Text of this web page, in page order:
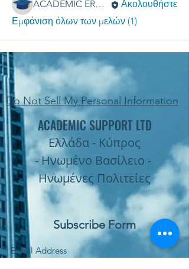
ACADEMIC ERGASIES
Ακολουθήστε
Εμφάνιση όλων των μελών (1)
Do Not Sell My Personal Information
ACADEMIC SUPPORT LTD
Ελλάδα - Κύπρος
- Ηνωμένο Βασίλειο -
Ηνωμένες Πολιτείες
Subscribe Form